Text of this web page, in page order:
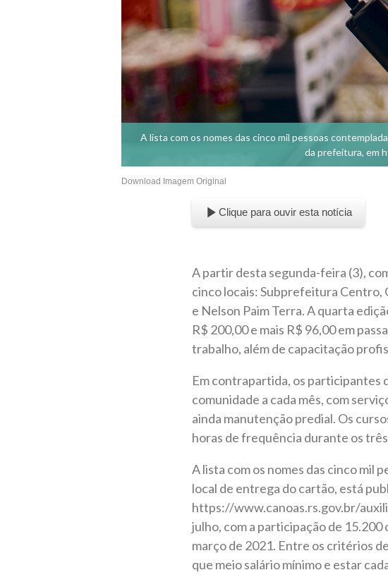
A lista com os nomes das cinco mil pessoas
da prefeitura, em
Download Imagem Original
Clique para ouvir esta notícia
A partir desta segunda-feira (3),
cinco locais: Subprefeitura Centro,
e Nelson Paim Terra. A quarta
R$ 200,00 e mais R$ 96,00 em
trabalho, além de capacitação
Em contrapartida, os participantes
comunidade a cada mês, com
ainda manutenção predial. Os
horas de frequência durante os
A lista com os nomes das cinco mil
local de entrega do cartão, está
https://www.canoas.rs.gov.br/
julho, com a participação de
março de 2021. Entre os critérios
que meio salário mínimo e estar